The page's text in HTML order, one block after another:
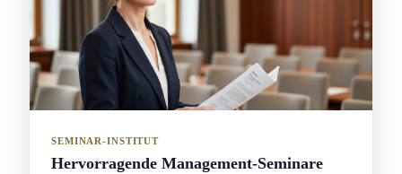
SEMINAR-INSTITUT
Hervorragende Management-Seminare